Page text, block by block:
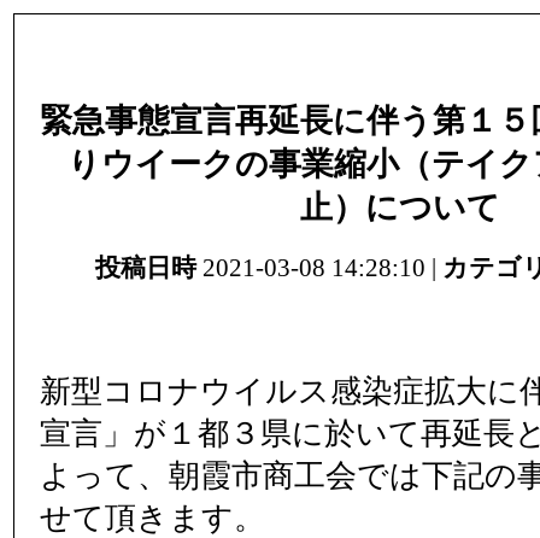
緊急事態宣言再延長に伴う第１
りウイークの事業縮小（テイ
止）について
投稿日時2021-03-08 14:28:10 | カテゴ
新型コロナウイルス感染症拡大に
宣言」が１都３県に於いて再延長
よって、朝霞市商工会では下記の
せて頂きます。